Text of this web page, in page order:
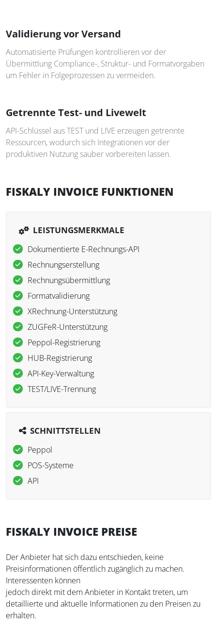
Validierung vor Versand
Automatisierte Prüfungen kontrollieren vor der
Übermittlung Compliance-, Struktur- und Formatvorgaben
um Fehler in Folgeprozessen zu vermeiden.
Getrennte Test- und Livewelt
API-Schlüssel aus TEST und LIVE erzeugen getrennte
Ressourcen, wodurch sich Integrationen vor der
produktiven Nutzung sauber vorbereiten lassen.
FISKALY INVOICE FUNKTIONEN
LEISTUNGSMERKMALE
Dokumentierte E-Rechnungs-API
Rechnungserstellung
Rechnungsübermittlung
Formatvalidierung
XRechnung-Unterstützung
ZUGFeR-Unterstützung
Peppol-Registrierung
HUB-Registrierung
API-Key-Verwaltung
TEST/LIVE-Trennung
SCHNITTSTELLEN
Peppol
POS-Systeme
API
FISKALY INVOICE PREISE
Der Anbieter hat sich dazu entschieden, keine
Preisinformationen öffentlich zugänglich zu machen.
Interessenten können
jedoch direkt mit dem Anbieter in Kontakt treten, um
detaillierte und aktuelle Informationen zu den Preisen zu
erhalten.